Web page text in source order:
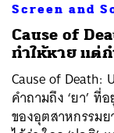
Screen and
Cause of
ทำให้หาย แต่
Cause of Death:
คำถามถึง ‘ยา’ ที่
ของอุตสาหกรรม